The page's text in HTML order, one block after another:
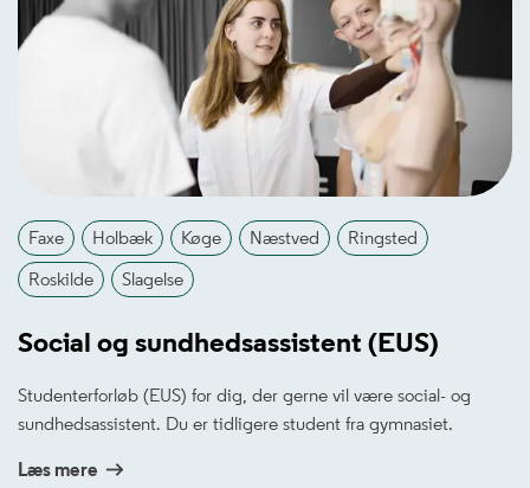
Faxe Holbæk Køge Næstved
Ringsted
Roskilde
Slagelse
Social og sundhedsassistent (EUS)
Studenterforløb (EUS) for dig, der gerne vil være social- og
sundhedsassistent. Du er tidligere student fra gymnasiet.
Læs mere